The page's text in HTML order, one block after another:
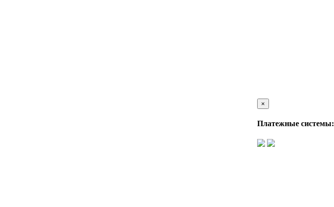
×
Платежные системы: